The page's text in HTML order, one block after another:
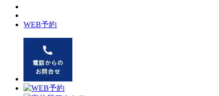
WEB予約